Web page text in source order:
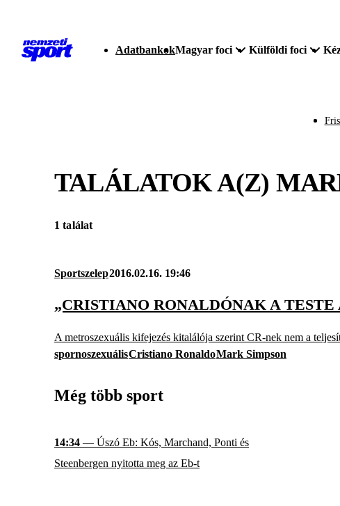
AdatbankokMagyar foci Külföldi foci
TALÁLATOK A(Z)
1 találat
Sportszelep2016.02.16. 19:46
„CRISTIANO RONALDÓNAK A TESTE
A metroszexuális kifejezés kitalálója szerint CR-nek nem a
spornoszexuálisCristiano RonaldoMark Simpson
Még több sport
14:34 — Úszó Eb: Kós, Marchand, Ponti és
Steenbergen nyitotta meg az Eb-t